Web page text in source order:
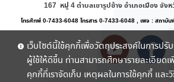
167 หมู่ 4 ตำบลเขารูปช้าง อำเภอเมือง จัง
โทรศัทพ์ 0-7433-6048 โทรสาร 0-7433-6048 , เพจ : สถาบั
เว็บไซต์นี้ใช้คุกกี้เพื่อวัตถุประสงค์ในการป
ผู้ใช้ให้ดีขึ้น ท่านสามารถศึกษารายละเอียดเ
คุกกี้ที่เราจัดเก็บ เหตุผลในการใช้คุกกี้ และ